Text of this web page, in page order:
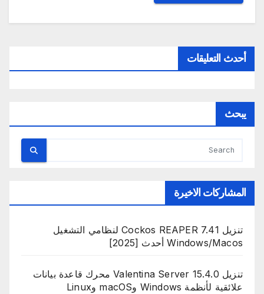
أحدث التعليقات
يبحث
المشاركات الاخيرة
تنزيل Cockos REAPER 7.41 لنظامي التشغيل
Windows/Macos أحدث [2025]
تنزيل Valentina Server 15.4.0 محرك قاعدة بيانات
علائقية لأنظمة Windows وmacOS وLinux